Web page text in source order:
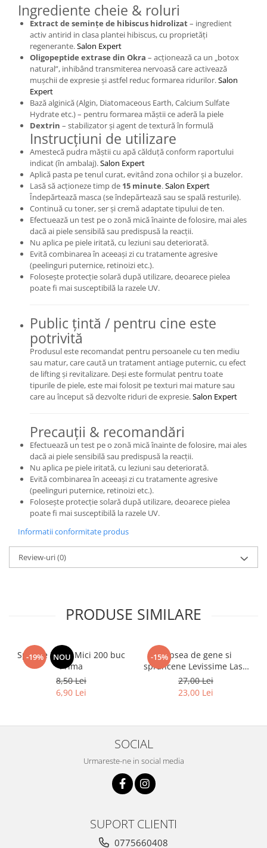
Ingrediente cheie & roluri
Extract de semințe de hibiscus hidrolizat– ingredient
activ antirid in clasa plantei hibiscus, cu proprietăți
regenerante.Salon Expert
Oligopeptide extrase din Okra – acționează ca un „botox
natural”, inhibând transmiterea nervoasă care activează
mușchii de expresie și astfel reduc formarea ridurilor.Salon
Expert
Bază alginică (Algin, Diatomaceous Earth, Calcium Sulfate
Hydrate etc.) – pentru formarea măștii ce aderă la piele
Dextrin – stabilizator și agent de textură în formulă
Instrucțiuni de utilizare
Amestecă pudra măștii cu apă călduță conform raportului
indicat (în ambalaj).Salon Expert
Aplică pasta pe tenul curat, evitând zona ochilor și a buzelor.
Lasă să acționeze timp de 15 minute.Salon Expert
Îndepărtează masca (se îndepărtează sau se spală resturile).
Continuă cu toner, ser și cremă adaptate tipului de ten.
Efectuează un test pe o zonă mică înainte de folosire, mai ales
dacă ai piele sensibilă sau predispusă la reacții.
Nu aplica pe piele iritată, cu leziuni sau deteriorată.
Evită combinarea în aceeași zi cu tratamente agresive
(peelinguri puternice, retinoizi etc.).
Folosește protecție solară după utilizare, deoarece pielea
poate fi mai susceptibilă la razele UV.
Public țintă / pentru cine este
potrivită
Produsul este recomandat pentru persoanele cu ten mediu
sau matur, care caută un tratament antiage puternic, cu efect
de lifting și revitalizare. Deși este formulat pentru toate
tipurile de piele, este mai folosit pe texturi mai mature sau
care au început să dezvolte riduri de expresie.Salon Expert
Precauții & recomandări
Efectuează un test pe o zonă mică înainte de folosire, mai ales
dacă ai piele sensibilă sau predispusă la reacții.
Nu aplica pe piele iritată, cu leziuni sau deteriorată.
Evită combinarea în aceeași zi cu tratamente agresive
(peelinguri puternice, retinoizi etc.).
Folosește protecție solară după utilizare, deoarece pielea
poate fi mai susceptibilă la razele UV.
Informatii conformitate produs
Review-uri(0)
PRODUSE SIMILARE
-19% NOU
Spatule Lemn Mici 200 buc
Prima
8,50 Lei
6,90 Lei
-15%Vopsea de gene si
sprancene Levissime Lash
Color 7-7 Maro Deschis
15ml
27,00 Lei
23,00 Lei
SOCIAL
Urmareste-ne in social media
SUPORT CLIENTI
0775660408